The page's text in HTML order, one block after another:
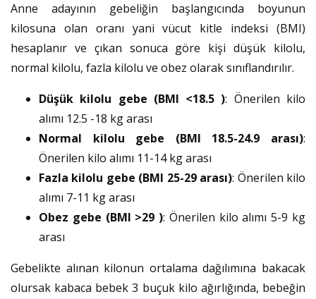
Anne adayının gebeliğin başlangıcında boyunun
kilosuna olan oranı yani vücut kitle indeksi (BMI)
hesaplanır ve çıkan sonuca göre kişi düşük kilolu,
normal kilolu, fazla kilolu ve obez olarak sınıflandırılır.
Düşük kilolu gebe (BMI <18.5 ): Önerilen kilo
alımı 12.5 -18 kg arası
Normal kilolu gebe (BMI 18.5-24.9 arası):
Önerilen kilo alımı 11-14 kg arası
Fazla kilolu gebe (BMI 25-29 arası): Önerilen kilo
alımı 7-11 kg arası
Obez gebe (BMI >29 ): Önerilen kilo alımı 5-9 kg
arası
Gebelikte alınan kilonun ortalama dağılımına bakacak
olursak kabaca bebek 3 buçuk kilo ağırlığında, bebeğin